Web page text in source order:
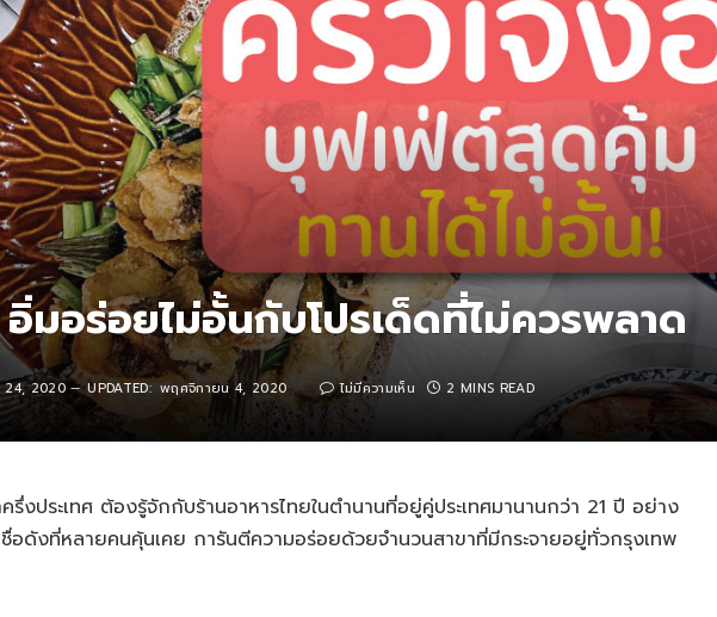
มอร่อยไม่อั้นกับโปรเด็ดที่ไม่ควรพลาด
24, 2020 UPDATED: พฤศจิกายน 4, 2020 ไม่มีความเห็น 2 MINS READ
ครึ่งประเทศ ต้องรู้จักกับร้านอาหารไทยในตำนานที่อยู่คู่ประเทศมานานกว่า 21 ปี อย่าง
ชื่อดังที่หลายคนคุ้นเคย การันตีความอร่อยด้วยจำนวนสาขาที่มีกระจายอยู่ทั่วกรุงเทพ